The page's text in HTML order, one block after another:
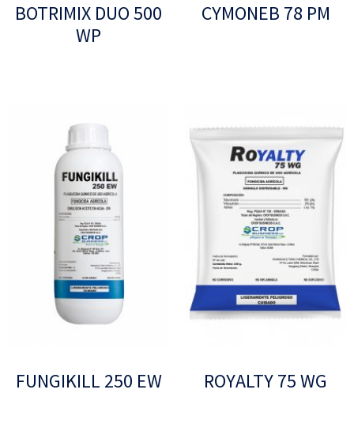
BOTRIMIX DUO 500
WP
CYMONEB 78 PM
FUNGIKILL 250 EW ROYALTY 75 WG